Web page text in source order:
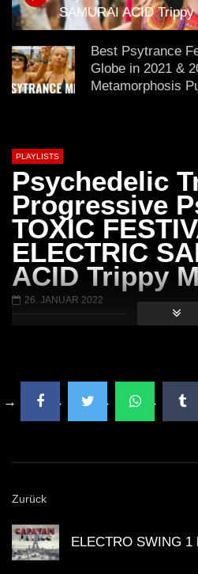
Arnstadt – Arntekk Restart //
20.07.2019 // DJ SchieMan
SAMURAI ACID
Best Psytrance
Globe in 2021 &
Metamorphosis
Psytrance Mai
Night Edition| Dj
PSYCHEDELIC
FESTIVAL 👽
ACID
Festival CALI
2021
PLAYLISTS
Psychedelic
Progressive
TOXIC
ELECTRIC
ACID Trippy
26. JANUAR 2022
Zurück
ELECTRO SWING